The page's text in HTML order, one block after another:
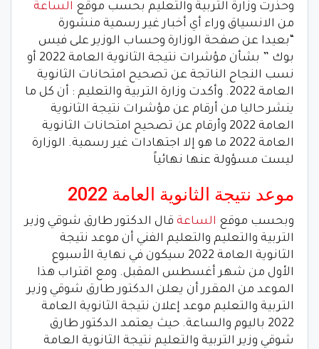
وحذرت وزارة التربية والتعليم بحسب موقع الساعة
من الانسياق وراء أي أخبار غير رسمية منشورة
“بعيدا عن صفحة الوزارة وحساب الوزير على فيس
بوك ” بشأن مؤشرات نتيجة الثانوية العامة 2022 أو
نسب النجاح الناتجة عن تصحيح امتحانات الثانوية
العامة 2022. وأكدت وزارة التربية والتعليم : أن كل ما
ينشر حاليا من أرقام عن مؤشرات نتيجة الثانوية
العامة 2022 وأرقام عن تصحيح امتحانات الثانوية
العامة 2022 ما هو إلا اجتهادات غير رسمية. الوزارة
ليست مسؤولة عنها نهائياً
موعد نتيجة الثانوية العامة 2022
وبحسب موقع الساعة قال الدكتور طارق شوقي وزير
التربية والتعليم والتعليم الفني أن موعد نتيجة
الثانوية العامة 2022 سيكون في نهاية الأسبوع
الأول من شهر أغسطس المقبل. ومع اقتراب هذا
الموعد من المقرر أن يعلن الدكتور طارق شوقي وزير
التربية والتعليم موعد إعلان نتيجة الثانوية العامة
2022 باليوم والساعة. حيث يعتمد الدكتور طارق
شوقي وزير التربية والتعليم نتيجة الثانوية العامة